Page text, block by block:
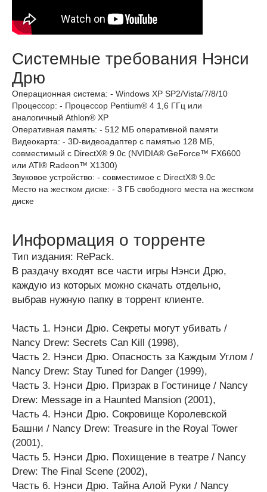
Системные требования Нэнси
Дрю
Операционная система: - Windows XP SP2/Vista/7/8/10
Процессор: - Процессор Pentium® 4 1,6 ГГц или
аналогичный Athlon® XP
Оперативная память: - 512 МБ оперативной памяти
Видеокарта: - 3D-видеоадаптер с памятью 128 МБ,
совместимый с DirectX® 9.0с (NVIDIA® GeForce™ FX6600
или ATI® Radeon™ X1300)
Звуковое устройство: - совместимое с DirectX® 9.0c
Место на жестком диске: - 3 ГБ свободного места на жестком
диске
Информация о торренте
Тип издания: RePack.
В раздачу входят все части игры Нэнси Дрю,
каждую из которых можно скачать отдельно,
выбрав нужную папку в торрент клиенте.
Часть 1. Нэнси Дрю. Секреты могут убивать /
Nancy Drew: Secrets Can Kill (1998),
Часть 2. Нэнси Дрю. Опасность за Каждым Углом /
Nancy Drew: Stay Tuned for Danger (1999),
Часть 3. Нэнси Дрю. Призрак в Гостинице / Nancy
Drew: Message in a Haunted Mansion (2001),
Часть 4. Нэнси Дрю. Сокровище Королевской
Башни / Nancy Drew: Treasure in the Royal Tower
(2001),
Часть 5. Нэнси Дрю. Похищение в театре / Nancy
Drew: The Final Scene (2002),
Часть 6. Нэнси Дрю. Тайна Алой Руки / Nancy